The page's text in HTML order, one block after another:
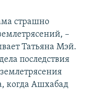
страшно
–
Татьяна Мэй.
последствия
когда Ашхабад